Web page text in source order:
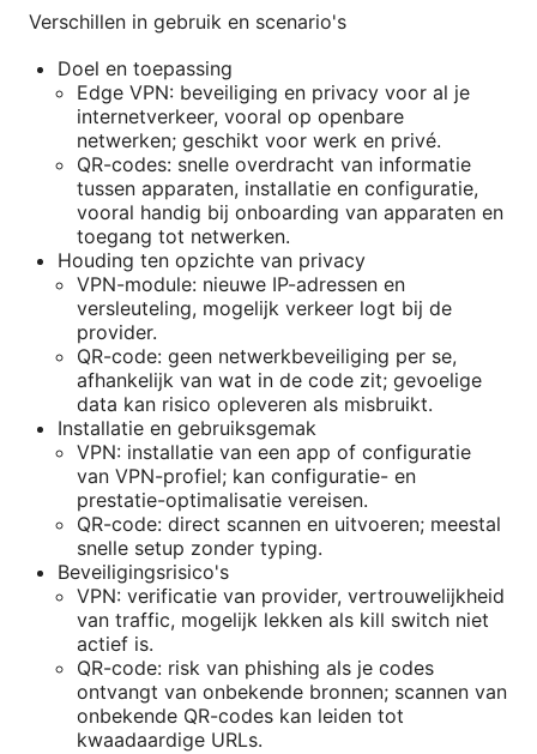
Verschillen in gebruik en scenario's
Doel en toepassing
Edge VPN: beveiliging en privacy voor al je
internetverkeer, vooral op openbare
netwerken; geschikt voor werk en privé.
QR-codes: snelle overdracht van informatie
tussen apparaten, installatie en configuratie,
vooral handig bij onboarding van apparaten en
toegang tot netwerken.
Houding ten opzichte van privacy
VPN-module: nieuwe IP-adressen en
versleuteling, mogelijk verkeer logt bij de
provider.
QR-code: geen netwerkbeveiliging per se,
afhankelijk van wat in de code zit; gevoelige
data kan risico opleveren als misbruikt.
Installatie en gebruiksgemak
VPN: installatie van een app of configuratie
van VPN-profiel; kan configuratie- en
prestatie-optimalisatie vereisen.
QR-code: direct scannen en uitvoeren; meestal
snelle setup zonder typing.
Beveiligingsrisico's
VPN: verificatie van provider, vertrouwelijkheid
van traffic, mogelijk lekken als kill switch niet
actief is.
QR-code: risk van phishing als je codes
ontvangt van onbekende bronnen; scannen van
onbekende QR-codes kan leiden tot
kwaadaardige URLs.